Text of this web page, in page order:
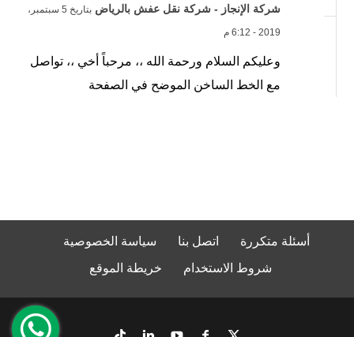
شركة الإنجاز - شركة نقل عفش بالرياض بتاريخ 5 سبتمبر،
2019 - 6:12 م
وعليكم السلام ورحمة الله ،، مرحباً أخي ،، تواصل
مع الخط الساخن الموضح في الصفحة
أسئلة متكررة اتصل بنا
سياسة الخصوصية
شروط الاستخدام
خريطة الموقع